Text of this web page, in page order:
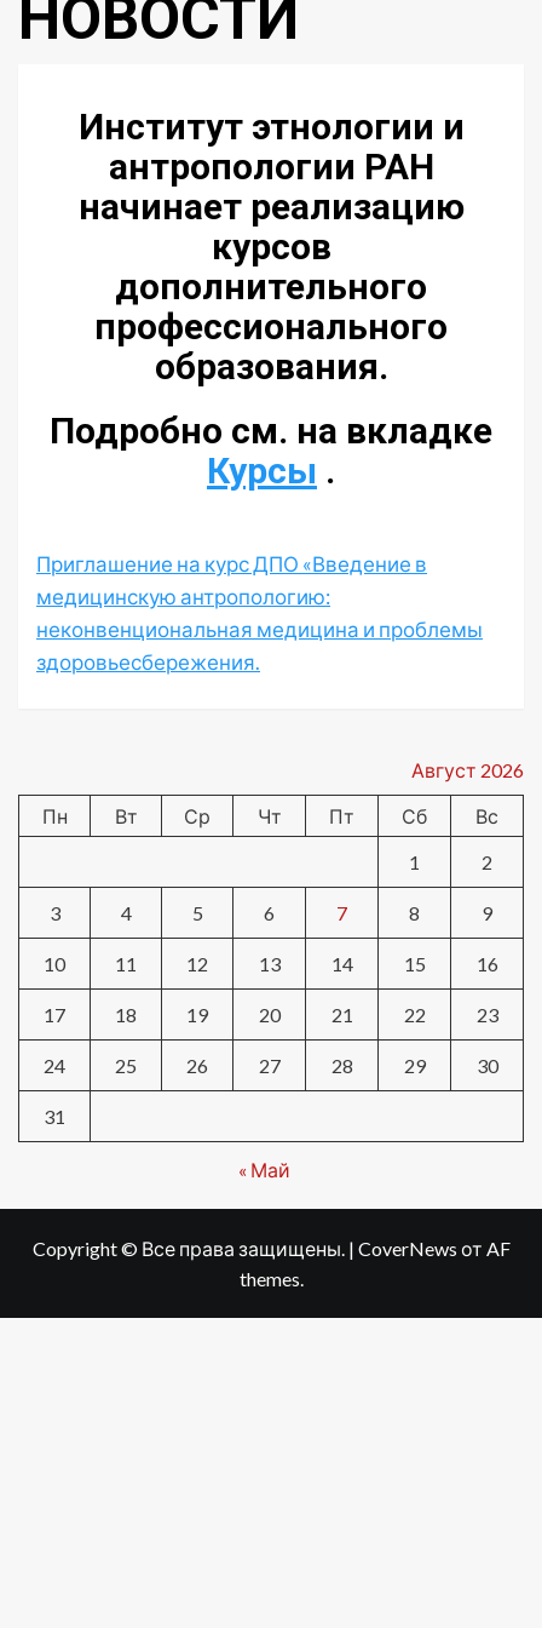
НОВОСТИ
Институт этнологии и
антропологии РАН
начинает реализацию
курсов
дополнительного
профессионального
образования.
Подробно см. на вкладке
Курсы .
Приглашение на курс ДПО «Введение в
медицинскую антропологию:
неконвенциональная медицина и проблемы
здоровьесбережения.
Август 2026
Пн
Вт Ср Чт Пт Сб
Вс
1
2
3 4 5 6 7 8 9
10 11 12 13 14 15 16
17 18 19 20 21 22 23
24 25 26 27 28 29 30
31
« Май
Copyright © Все права защищены. | CoverNews от AF
themes.